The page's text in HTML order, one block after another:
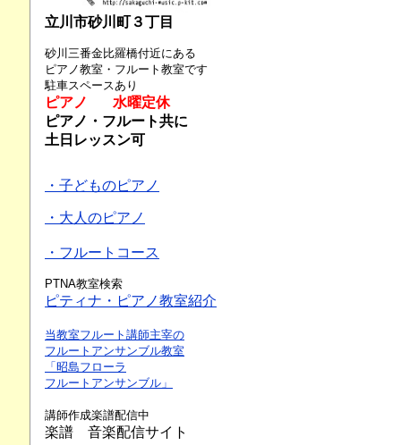
立川市砂川町３丁目
砂川三番金比羅橋付近にある
ピアノ教室・フルート教室です
駐車スペースあり
ピアノ 水曜定休
ピアノ・フルート共に
土日レッスン可
・子どものピアノ
・大人のピアノ
・フルートコース
PTNA教室検索
ピティナ・ピアノ教室紹介
当教室フルート講師主宰の
フルートアンサンブル教室
「昭島フローラ
フルートアンサンブル」
講師作成楽譜配信中
楽譜 音楽配信サイト